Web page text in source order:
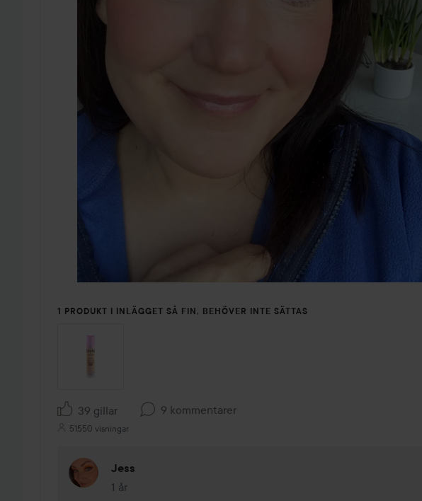
1 PRODUKT I INLÄGGET SÅ FIN, BEHÖVER INTE SÄTTAS
39 gillar 9 kommentarer
51550 visningar
Jess
1 år
Kommentaren lades 1 år